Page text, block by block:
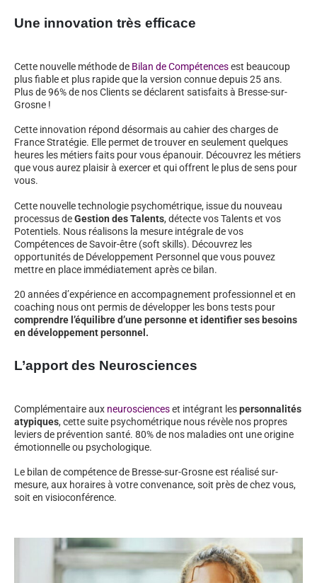
Une innovation très efficace
Cette nouvelle méthode de Bilan de Compétencesest beaucoup
plus fiable et plus rapide que la version connue depuis 25 ans.
Plus de 96% de nos Clients se déclarent satisfaits à Bresse-sur-
Grosne !
Cette innovation répond désormais au cahier des charges de
France Stratégie. Elle permet de trouver en seulement quelques
heures les métiers faits pour vous épanouir. Découvrez les métiers
que vous aurez plaisir à exercer et qui offrent le plus de sens pour
vous.
Cette nouvelle technologie psychométrique, issue du nouveau
processus deGestion des Talents, détecte vos Talents et vos
Potentiels. Nous réalisons la mesure intégrale de vos
Compétences de Savoir-être (soft skills). Découvrez les
opportunités de Développement Personnel que vous pouvez
mettre en place immédiatement après ce bilan.
20 années d’expérience en accompagnement professionnel et en
coaching nous ont permis de développer les bons tests pour
comprendre l’équilibre d’une personne et identifier ses besoins
en développement personnel.
L’apport des Neurosciences
Complémentaire aux neuroscienceset intégrant lespersonnalités
atypiques, cette suite psychométrique nous révèle nos propres
leviers de prévention santé. 80% de nos maladies ont une origine
émotionnelle ou psychologique.
Le bilan de compétence de Bresse-sur-Grosne est réalisé sur-
mesure, aux horaires à votre convenance, soit près de chez vous,
soit en visioconférence.